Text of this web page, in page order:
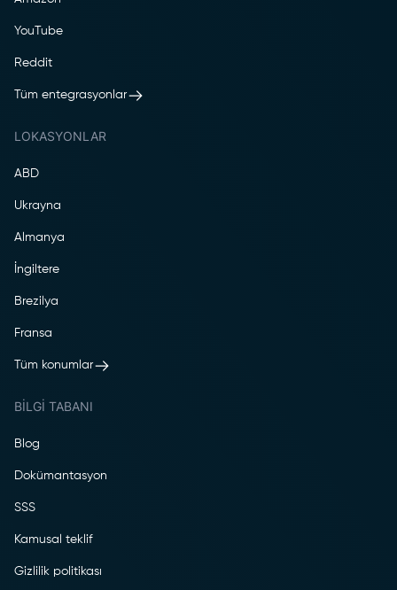
YouTube
Reddit
Tüm entegrasyonlar
LOKASYONLAR
ABD
Ukrayna
Almanya
İngiltere
Brezilya
Fransa
Tüm konumlar
BILGI TABANI
Blog
Dokümantasyon
SSS
Kamusal teklif
Gizlilik politikası